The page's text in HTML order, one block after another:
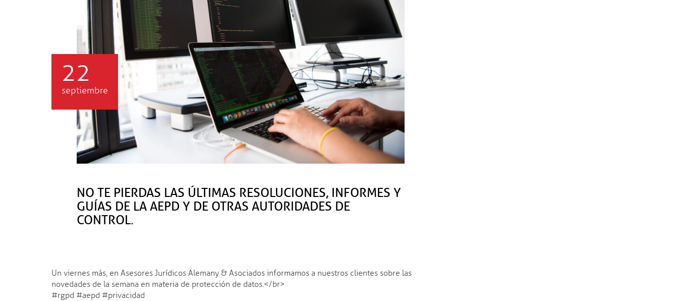
22
septiembre
NO TE PIERDAS LAS ÚLTIMAS RESOLUCIONES, INFORMES Y
GUÍAS DE LA AEPD Y DE OTRAS AUTORIDADES DE
CONTROL.
Un viernes más, en Asesores Jurídicos Alemany & Asociados informamos a nuestros clientes sobre las
novedades de la semana en materia de protección de datos.</br>
#rgpd #aepd #privacidad